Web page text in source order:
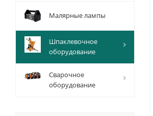
Малярные лампы
Шпаклевочное
оборудование
Сварочное
оборудование